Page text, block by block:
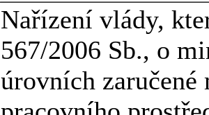
Nařízení vlády,
567/2006 Sb., o
úrovních zaručené